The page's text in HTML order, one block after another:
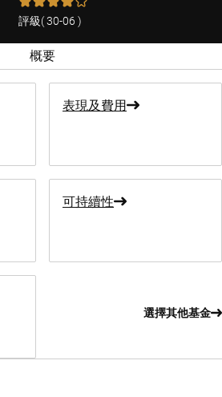
評級(30-06 )
概要
表現及費用
可持續性
選擇其他基金